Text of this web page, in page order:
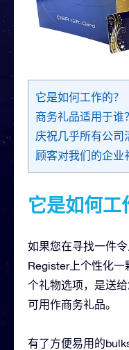
它是如何工作的？
商务礼品适用于谁？
庆祝几乎所有公司
顾客对我们的企业
它是如何工
如果您在寻找一件
Register上个性化一
个礼物选项，是送
可用作商务礼品。
有了方便易用的